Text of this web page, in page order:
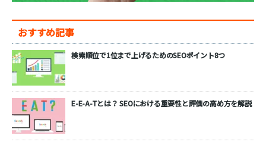
おすすめ記事
検索順位で1位まで上げるためのSEOポイント8つ
E-E-A-Tとは？ SEOにおける重要性と評価の高め方を解説